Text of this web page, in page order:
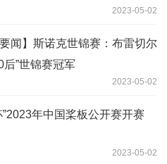
2023-05-02
要闻】斯诺克世锦赛：布雷切尔
后”世锦赛冠军
2023-05-02
”2023年中国桨板公开赛开赛
2023-05-02